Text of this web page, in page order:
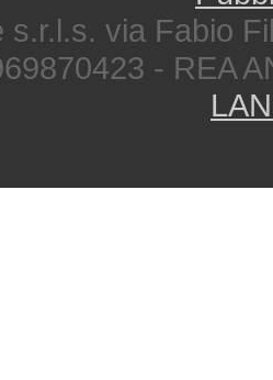
s.r.l.s. via Fabio
- REA